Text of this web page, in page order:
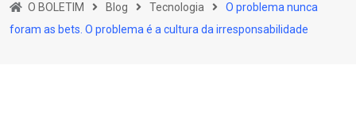
O BOLETIM Blog Tecnologia
O problema nunca
foram as bets. O problema é a cultura da irresponsabilidade